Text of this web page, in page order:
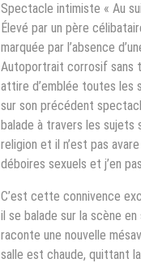
Spectacle intimiste « Au
Élevé par un père
marquée par l’absence
Autoportrait corrosif sans
attire d’emblée toutes les
sur son précédent
balade à travers les sujets
religion et il n’est pas
déboires sexuels et j’en
C’est cette connivence
il se balade sur la scène
raconte une nouvelle
salle est chaude, quittant